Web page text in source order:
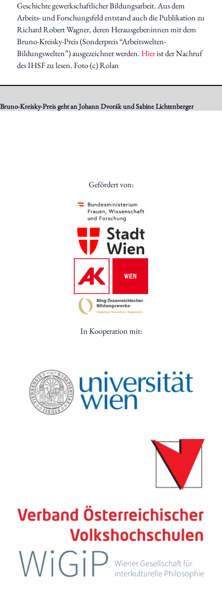
Geschichte gewerkschaftlicher Bildungsarbeit. Aus dem
Arbeits- und Forschungsfeld entstand auch die Publikation zu
Richard Robert Wagner, deren Herausgeber:innen mit dem
Bruno-Kreisky-Preis (Sonderpreis “Arbeitswelten-
Bildungswelten”) ausgezeichnet werden.Hierist der Nachruf
des IHSF zu lesen. Foto (c) Rolan
Bruno-Kreisky-Preis geht an Johann Dvorák und Sabine Lichtenberger
Gefördert von:
In Kooperation mit: